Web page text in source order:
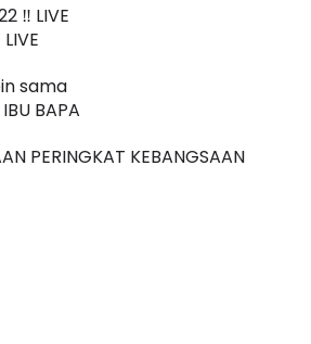
‼️ LIVE
sama
BAPA
PERINGKAT KEBANGSAAN